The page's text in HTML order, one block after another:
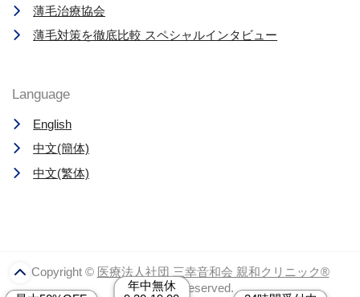
年中無休
薄毛治療協会
薄毛対策を徹底比較 スペシャルインタビュー
Language
English
中文(簡体)
中文(繁体)
Copyright © 医療法人社団 三幸音和会 親和クリニック®
All Rights Reserved.